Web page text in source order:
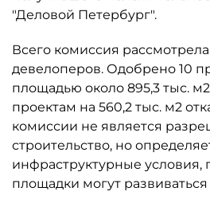
"Деловой Петербург".
Всего комиссия
девелоперов. Одобрено 10
площадью около 895,3 тыс.
проектам на 560,2 тыс. м2
комиссии не является
строительство, но
инфраструктурные условия,
площадки могут